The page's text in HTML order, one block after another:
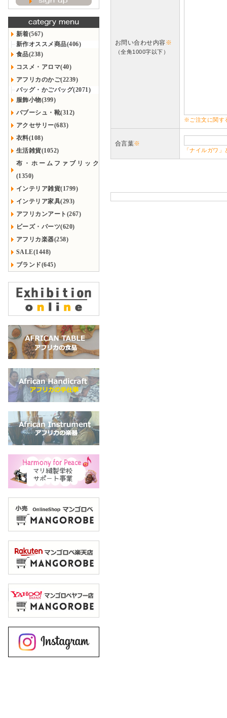
新着(567)
新作オススメ商品(406)
食品(238)
コスメ・アロマ(40)
アフリカのかご(2239)
バッグ・かごバッグ(2071)
服飾小物(399)
バブーシュ・靴(312)
アクセサリー(683)
衣料(108)
生活雑貨(1052)
布・ホームファブリック
(1350)
インテリア雑貨(1799)
インテリア家具(293)
アフリカンアート(267)
ビーズ・パーツ(620)
アフリカ楽器(258)
SALE(1448)
ブランド(645)
お問い合わせ内容※
（全角1000字以下）
※ご注文に関す
合言葉※
「ナイルガワ